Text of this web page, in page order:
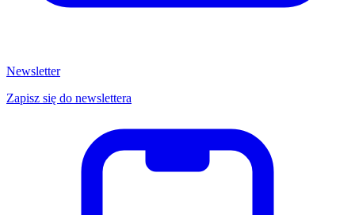
Newsletter
Zapisz się do newslettera